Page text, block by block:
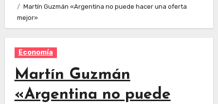
Martín Guzmán «Argentina no puede hacer una oferta
mejor»
Economía
Martín Guzmán
«Argentina no puede